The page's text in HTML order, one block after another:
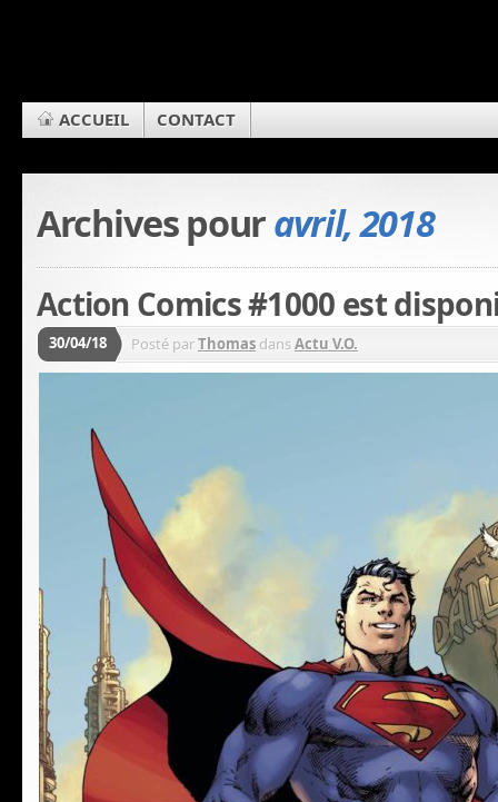
ACCUEIL CONTACT
Archives pouravril, 2018
Action Comics #1000 est
30/04/18 Posté parThomas dansActu V.O.